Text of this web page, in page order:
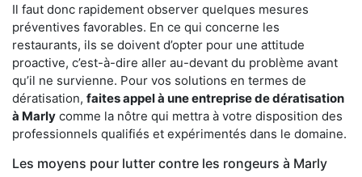
Il faut donc rapidement observer quelques mesures
préventives favorables. En ce qui concerne les
restaurants, ils se doivent d’opter pour une attitude
proactive, c’est-à-dire aller au-devant du problème avant
qu’il ne survienne. Pour vos solutions en termes de
dératisation, faites appel à une entreprise de dératisation
à Marly comme la nôtre qui mettra à votre disposition des
professionnels qualifiés et expérimentés dans le domaine.
Les moyens pour lutter contre les rongeurs à Marly